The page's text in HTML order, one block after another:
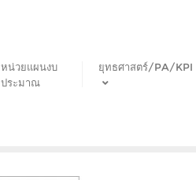
หน่วยแผนงบ
ประมาณ
ยุทธศาสตร์/PA/KPI